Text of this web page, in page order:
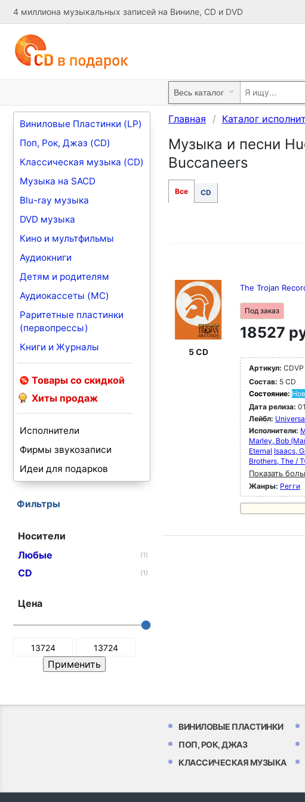
4 миллиона музыкальных записей на Виниле, CD и DVD
Виниловые Пластинки (LP)
Поп, Рок, Джаз (CD)
Классическая музыка (CD)
Музыка на SACD
Blu-ray музыка
DVD музыка
Кино и мультфильмы
Аудиокниги
Детям и родителям
Аудиокассеты (MC)
Раритетные пластинки
(первопрессы)
Книги и Журналы
Товары со скидкой
Хиты продаж
Исполнители
Фирмы звукозаписи
Идеи для подарков
Фильтры
Носители
Любые
(1)
CD (1)
Цена
Главная Каталог
Музыка и песни
Buccaneers
Все CD
5 CD
The Trojan
Под заказ
18527
Артикул:
Состав: 5 CD
Состояние:
Дата релиза:
Лейбл:
Исполнители:
Marley, Bob
Eternal Isaacs,
Brothers, The /
Показать
Жанры: Регги
ВИНИЛОВЫЕ ПЛАСТИНКИ
ПОП, РОК, ДЖАЗ
КЛАССИЧЕСКАЯ МУЗЫКА